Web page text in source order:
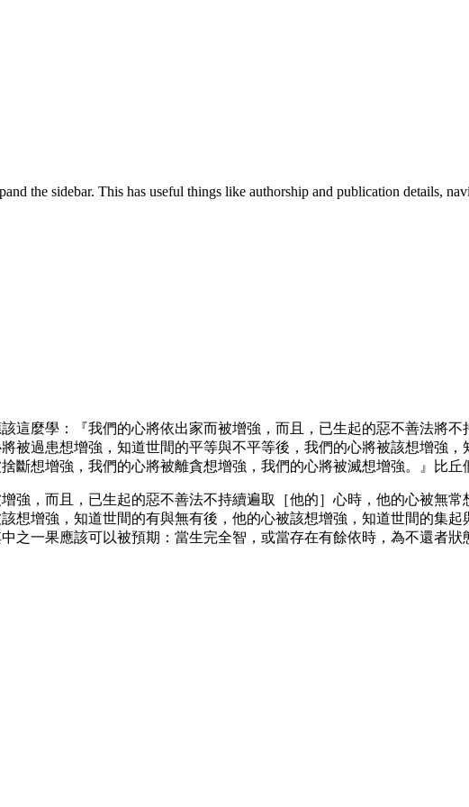
the sidebar. This has useful things like authorship and publication details,
這麼學：『我們的心將依出家而被增強，而且，已生起的惡不善法將
被過患想增強，知道世間的平等與不平等後，我們的心將被該想增強
斷想增強，我們的心將被離貪想增強，我們的心將被滅想增強。』比丘
強，而且，已生起的惡不善法不持續遍取［他的］心時，他的心被無
想增強，知道世間的有與無有後，他的心被該想增強，知道世間的集
之一果應該可以被預期：當生完全智，或當存在有餘依時，為不還者狀